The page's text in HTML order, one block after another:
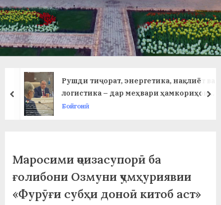
в
л
а
т
и
и
а
р
Рушди тиҷорат, энергетика, нақлиёт ва
логистика – дар меҳвари ҳамкориҳои
кишварҳои Осиёи Марказӣ ва
Бойгонӣ
prev
Маросими ҷоизасупорӣ ба
ғолибони Озмуни ҷумҳуриявии
«Фурӯғи субҳи доноӣ китоб аст»